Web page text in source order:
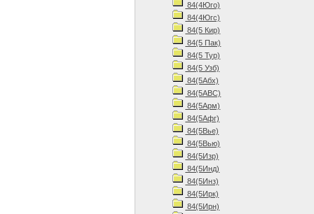
84(4Юго)
84(4Югс)
84(5 Кир)
84(5 Пак)
84(5 Тур)
84(5 Узб)
84(5Абх)
84(5АВС)
84(5Арм)
84(5Афг)
84(5Вье)
84(5Вью)
84(5Изр)
84(5Инд)
84(5Инз)
84(5Ирк)
84(5Ирн)